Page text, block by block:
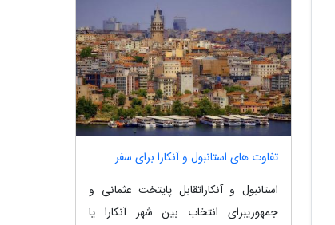
تفاوت های استانبول و آنکارا برای سفر
استانبول و آنکاراتقابل پایتخت عثمانی و
جمهوریبرای انتخاب بین شهر آنکارا یا